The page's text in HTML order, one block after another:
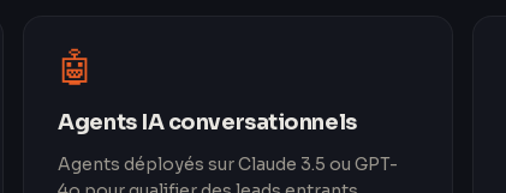
🤖
Agents IA conversationnels
Agents déployés sur Claude 3.5 ou GPT-